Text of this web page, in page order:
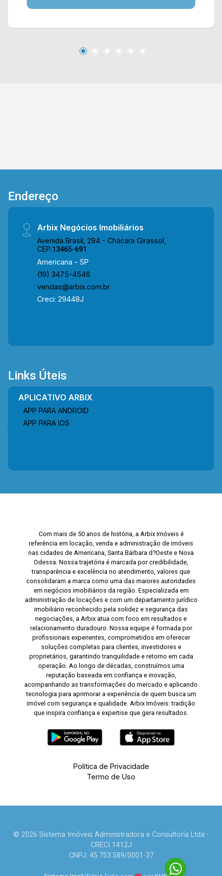
Pavimento Inferior - 1 Dormitório sendo 1 suíte,
Lavabo, Área de Serviço, Piso em Granito,
Garagens Cobertas, Cerca Elétrica, Portão
Endereço
Arbix Negócios Imobiliários
Avenida Brasil, 294 - Chácara Girassol,
CEP:13465-691
Americana - SP
(19) 3475-4546
vendas@arbix.com.br
Creci: 29448J
Links Úteis
APLICATIVO ARBIX
APP PARA ANDROID
APP PARA IOS
Com mais de 50 anos de história, a Arbix Imóveis é
referência em locação, venda e administração de imóveis
nas cidades de Americana, Santa Bárbara d?Oeste e Nova
Odessa. Nossa trajetória é marcada por credibilidade,
transparência e excelência no atendimento, valores que
consolidaram a marca como uma das maiores autoridades
em negócios imobiliários da região. Especializada em
administração de locações e com um departamento jurídico
imobiliário reconhecido pela solidez e segurança das
negociações, a Arbix atua com foco em resultados e
relacionamento duradouro. Nossa equipe é formada por
profissionais experientes, comprometidos em oferecer
soluções completas para clientes, investidores e
proprietários, garantindo tranquilidade e retorno em cada
operação. Ao longo de décadas, construímos uma
reputação baseada em confiança e inovação,
acompanhando as transformações do mercado e aplicando
tecnologia para aprimorar a experiência de quem busca um
imóvel com segurança e qualidade. Arbix Imóveis: tradição
que inspira confiança e expertise que gera resultados.
Política de Privacidade
Termo de Uso
© 2026 Sistema Imóveis Administradora e Consultoria Ltda -
CRECI 1412J
CNPJ: 45.753.589/0001-37